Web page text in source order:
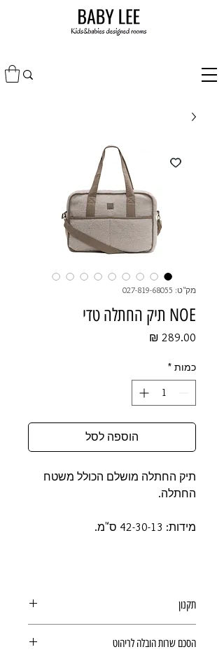
מק"ט: 027-819-68055
NOE תיק החתלה טדי
כמות *
הוספה לסל
תיק החתלה מושלם הכולל משטח
החתלה.
מידות: 42-30-13 ס"מ.
תקנון
ואחריות מוצר
הסכם שרות הובלה לריהוט